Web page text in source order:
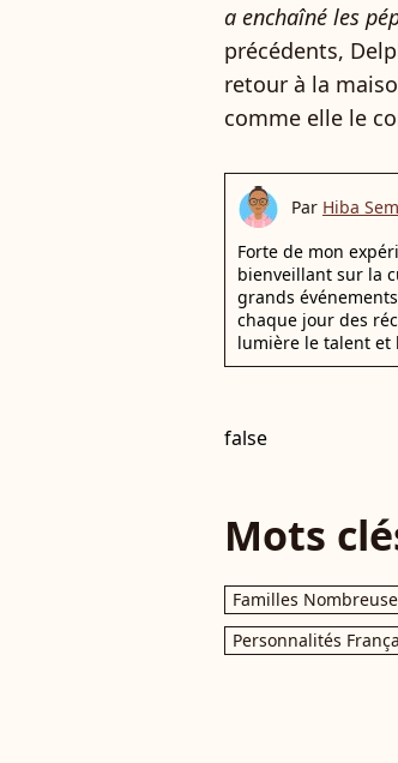
a enchaîné les
précédents,
retour à la
comme elle le
Par Hiba
Forte de mon
bienveillant sur la
grands
chaque jour des
lumière le talent et
false
Mots
Familles
Personnalités